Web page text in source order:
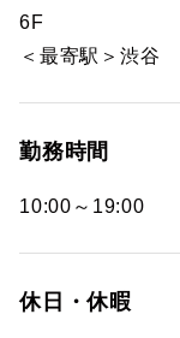
6F
＜最寄駅＞渋谷
勤務時間
10:00～19:00
休日・休暇